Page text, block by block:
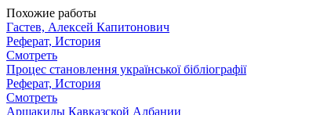
Похожие работы
Гастев, Алексей Капитонович
Реферат, История
Смотреть
Процес становлення української бібліографії
Реферат, История
Смотреть
Аршакиды Кавказской Албании